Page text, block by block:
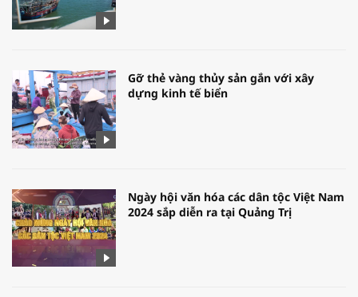
Gỡ thẻ vàng thủy sản gắn với xây
dựng kinh tế biển
Ngày hội văn hóa các dân tộc Việt Nam
2024 sắp diễn ra tại Quảng Trị